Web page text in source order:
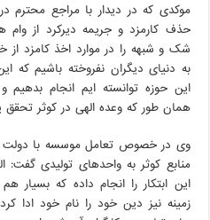
موکدی که در دیدار با مراجع
حذف کارمزد و جریمه دیرکرد از وام
شک و شبهه را در موارد اخذ کامزد از
به دنیای دیگران نفروخته باشیم که
این حوزه توانسته ایم انجام بدهیم و
همان طور که وعده الهی در کوثر تحقق
وی در خصوص تعامل موسسه با دولت
منابع کوثر به واحدهای تولیدی
این ابتکار را انجام داده که بسیار
زمینه نیز دین خود را نام خود ادا